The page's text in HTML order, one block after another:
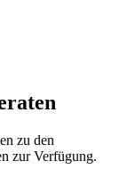
zu den
zur Verfügung.